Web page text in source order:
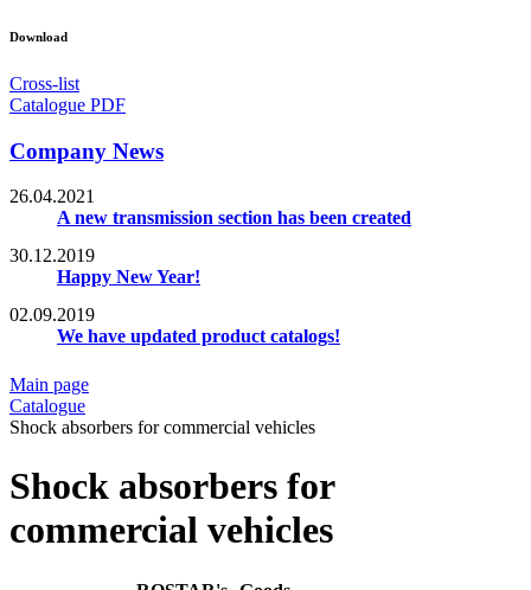
Download
Cross-list
Catalogue PDF
Company News
26.04.2021
A new transmission section has been created
30.12.2019
Happy New Year!
02.09.2019
We have updated product catalogs!
Main page
Catalogue
Shock absorbers for commercial vehicles
Shock absorbers for
commercial vehicles